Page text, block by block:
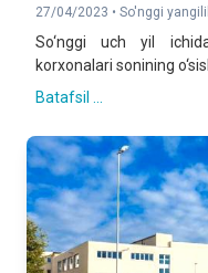
27/04/2023 • So'nggi
So‘nggi uch yil
korxonalari sonining
Batafsil ...